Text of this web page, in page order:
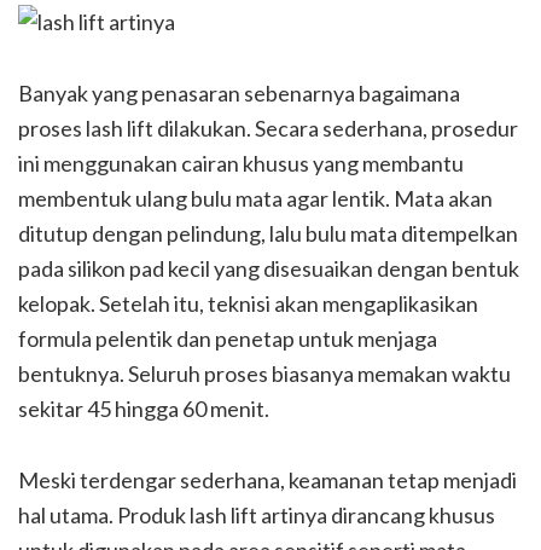
Banyak yang penasaran sebenarnya bagaimana
proses lash lift dilakukan. Secara sederhana, prosedur
ini menggunakan cairan khusus yang membantu
membentuk ulang bulu mata agar lentik. Mata akan
ditutup dengan pelindung, lalu bulu mata ditempelkan
pada silikon pad kecil yang disesuaikan dengan bentuk
kelopak. Setelah itu, teknisi akan mengaplikasikan
formula pelentik dan penetap untuk menjaga
bentuknya. Seluruh proses biasanya memakan waktu
sekitar 45 hingga 60 menit.
Meski terdengar sederhana, keamanan tetap menjadi
hal utama. Produk lash lift artinya dirancang khusus